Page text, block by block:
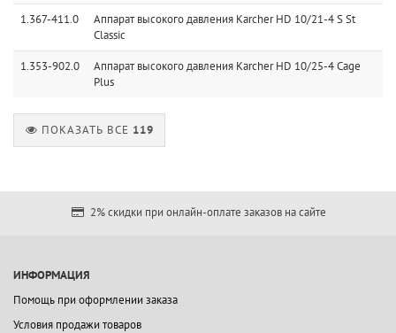
1.367-411.0
Аппарат высокого давления Karcher HD 10/21-4 S St
Classic
1.353-902.0
Аппарат высокого давления Karcher HD 10/25-4 Cage
Plus
ПОКАЗАТЬ ВСЕ 119
2% скидки при онлайн-оплате заказов на сайте
ИНФОРМАЦИЯ
Помощь при оформлении заказа
Условия продажи товаров